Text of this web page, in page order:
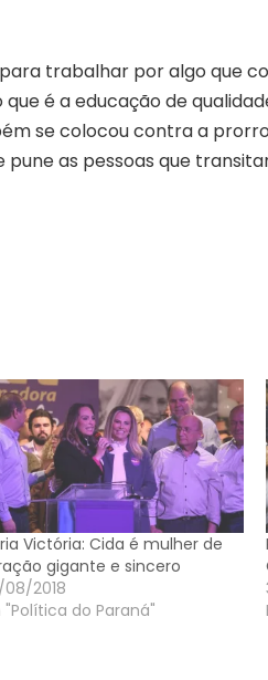
trabalhar por algo que
é a educação de
se colocou contra a
pune as pessoas que
Victória: Cida é mulher de
gigante e sincero
2018
"Política do Paraná"